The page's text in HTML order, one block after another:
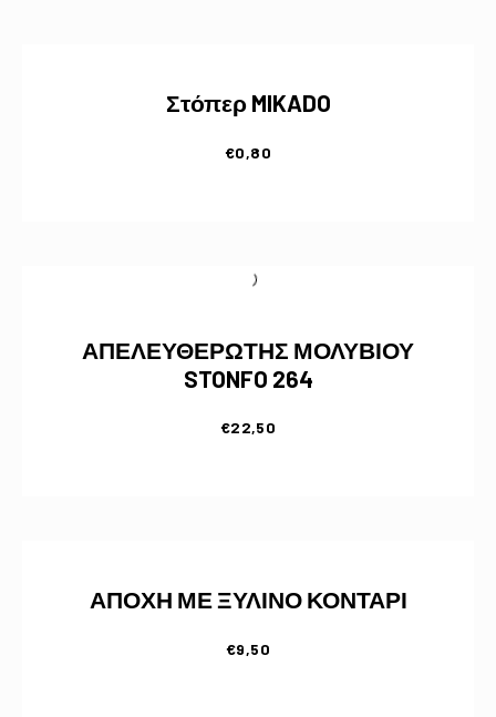
Στόπερ MIKADO
€0,80
ΑΠΕΛΕΥΘΕΡΩΤΗΣ ΜΟΛΥΒΙΟΥ
STONFO 264
€22,50
ΑΠΟΧΗ ΜΕ ΞΥΛΙΝΟ ΚΟΝΤΑΡΙ
€9,50